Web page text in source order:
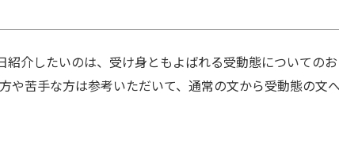
紹介したいのは、受け身ともよばれる受動態についてのお
や苦手な方は参考いただいて、通常の文から受動態の文